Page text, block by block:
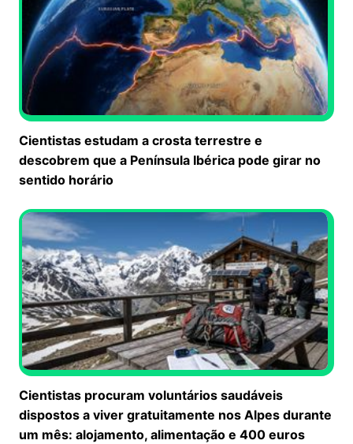
Cientistas estudam a crosta terrestre e
descobrem que a Península Ibérica pode girar no
sentido horário
Cientistas procuram voluntários saudáveis
dispostos a viver gratuitamente nos Alpes durante
um mês: alojamento, alimentação e 400 euros